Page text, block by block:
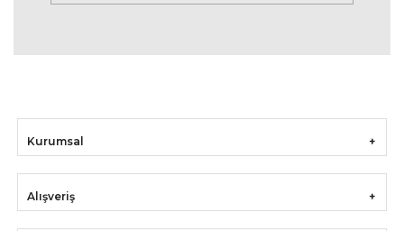
Kurumsal
Alışveriş